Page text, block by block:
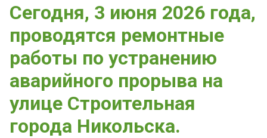
Сегодня, 3 июня 2026 года,
проводятся ремонтные
работы по устранению
аварийного прорыва на
улице Строительная
города Никольска.